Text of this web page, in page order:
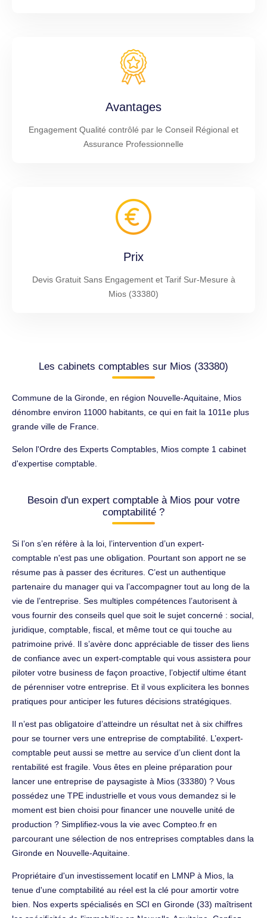
Avantages
Engagement Qualité contrôlé par le Conseil Régional et
Assurance Professionnelle
Prix
Devis Gratuit Sans Engagement et Tarif Sur-Mesure à
Mios (33380)
Les cabinets comptables sur Mios (33380)
Commune de la Gironde, en région Nouvelle-Aquitaine, Mios
dénombre environ 11000 habitants, ce qui en fait la 1011e plus
grande ville de France.
Selon l'Ordre des Experts Comptables, Mios compte 1 cabinet
d'expertise comptable.
Besoin d'un expert comptable à Mios pour votre
comptabilité ?
Si l’on s’en réfère à la loi, l’intervention d’un expert-
comptable n'est pas une obligation. Pourtant son apport ne se
résume pas à passer des écritures. C’est un authentique
partenaire du manager qui va l’accompagner tout au long de la
vie de l’entreprise. Ses multiples compétences l’autorisent à
vous fournir des conseils quel que soit le sujet concerné : social,
juridique, comptable, fiscal, et même tout ce qui touche au
patrimoine privé. Il s’avère donc appréciable de tisser des liens
de confiance avec un expert-comptable qui vous assistera pour
piloter votre business de façon proactive, l’objectif ultime étant
de pérenniser votre entreprise. Et il vous explicitera les bonnes
pratiques pour anticiper les futures décisions stratégiques.
Il n’est pas obligatoire d’atteindre un résultat net à six chiffres
pour se tourner vers une entreprise de comptabilité. L’expert-
comptable peut aussi se mettre au service d’un client dont la
rentabilité est fragile. Vous êtes en pleine préparation pour
lancer une entreprise de paysagiste à Mios (33380) ? Vous
possédez une TPE industrielle et vous vous demandez si le
moment est bien choisi pour financer une nouvelle unité de
production ? Simplifiez-vous la vie avec Compteo.fr en
parcourant une sélection de nos entreprises comptables dans la
Gironde en Nouvelle-Aquitaine.
Propriétaire d'un investissement locatif en LMNP à Mios, la
tenue d'une comptabilité au réel est la clé pour amortir votre
bien. Nos experts spécialisés en SCI en Gironde (33) maîtrisent